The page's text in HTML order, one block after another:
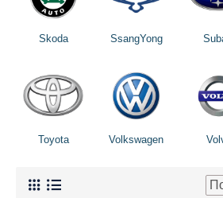
Skoda SsangYong
Toyota Volkswagen